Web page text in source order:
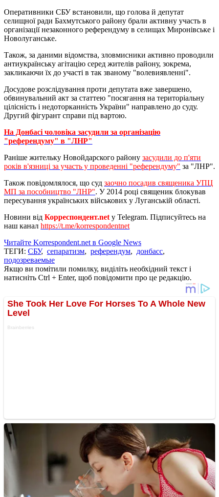
Оперативники СБУ встановили, що голова й депутат
селищної ради Бахмутського району брали активну участь в
організації незаконного референдуму в селищах Миронівське і
Новолуганське.
Також, за даними відомства, зловмисники активно проводили
антиукраїнську агітацію серед жителів району, зокрема,
закликаючи їх до участі в так званому "волевиявленні".
Досудове розслідування проти депутата вже завершено,
обвинувальний акт за статтею "посягання на територіальну
цілісність і недоторканність України" направлено до суду.
Другий фігурант справи під вартою.
На Донбасі чоловіка засудили за організацію
"референдуму" в "ЛНР"
Раніше жительку Новойдарского району засудили до п'яти
років в'язниці за участь у проведенні "референдуму" за "ЛНР".
Також повідомлялося, що суд заочно посадив священика УПЦ
МП за пособництво "ЛНР". У 2014 році священик блокував
пересування українських військових у Луганській області.
Новини від Корреспондент.net у Telegram. Підписуйтесь на
наш канал https://t.me/korrespondentnet
Читайте Korrespondent.net в Google News
ТЕГИ: СБУ, сепаратизм, референдум, донбасс,
подозреваемые
Якщо ви помітили помилку, виділіть необхідний текст і
натисніть Ctrl + Enter, щоб повідомити про це редакцію.